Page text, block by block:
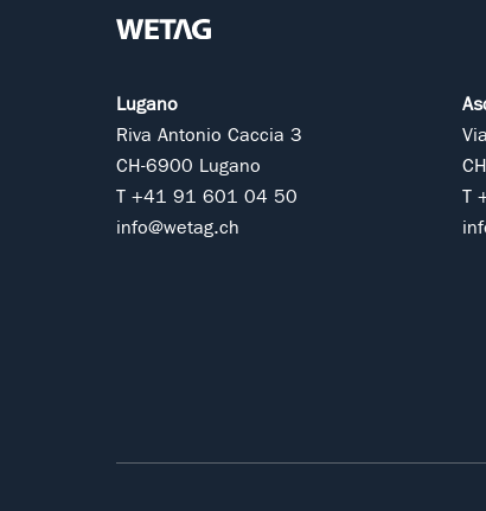
Lugano
Riva Antonio Caccia 3
CH-6900 Lugano
T +41 91 601 04 50
info@wetag.ch
T